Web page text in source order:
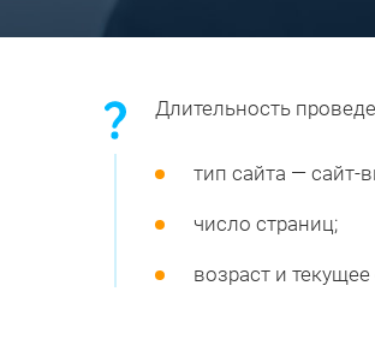
Длительность
тип сайта — сайт-
число страниц;
возраст и